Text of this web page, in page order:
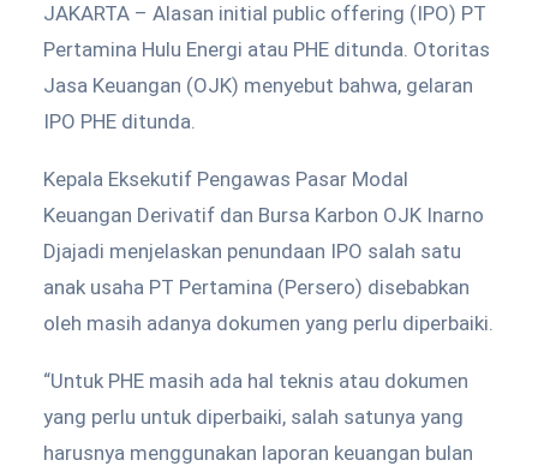
JAKARTA – Alasan initial public offering (IPO) PT
Pertamina Hulu Energi atau PHE ditunda. Otoritas
Jasa Keuangan (OJK) menyebut bahwa, gelaran
IPO PHE ditunda.
Kepala Eksekutif Pengawas Pasar Modal
Keuangan Derivatif dan Bursa Karbon OJK Inarno
Djajadi menjelaskan penundaan IPO salah satu
anak usaha PT Pertamina (Persero) disebabkan
oleh masih adanya dokumen yang perlu diperbaiki.
“Untuk PHE masih ada hal teknis atau dokumen
yang perlu untuk diperbaiki, salah satunya yang
harusnya menggunakan laporan keuangan bulan